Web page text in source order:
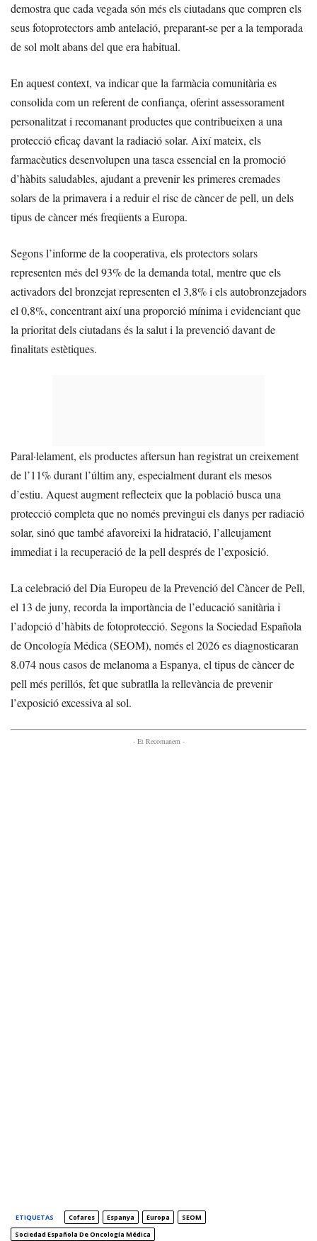
demostra que cada vegada són més els ciutadans que compren els
seus fotoprotectors amb antelació, preparant-se per a la temporada
de sol molt abans del que era habitual.
En aquest context, va indicar que la farmàcia comunitària es
consolida com un referent de confiança, oferint assessorament
personalitzat i recomanant productes que contribueixen a una
protecció eficaç davant la radiació solar. Així mateix, els
farmacèutics desenvolupen una tasca essencial en la promoció
d’hàbits saludables, ajudant a prevenir les primeres cremades
solars de la primavera i a reduir el risc de càncer de pell, un dels
tipus de càncer més freqüents a Europa.
Segons l’informe de la cooperativa, els protectors solars
representen més del 93% de la demanda total, mentre que els
activadors del bronzejat representen el 3,8% i els autobronzejadors
el 0,8%, concentrant així una proporció mínima i evidenciant que
la prioritat dels ciutadans és la salut i la prevenció davant de
finalitats estètiques.
Paral·lelament, els productes aftersun han registrat un creixement
de l’11% durant l’últim any, especialment durant els mesos
d’estiu. Aquest augment reflecteix que la població busca una
protecció completa que no només previngui els danys per radiació
solar, sinó que també afavoreixi la hidratació, l’alleujament
immediat i la recuperació de la pell després de l’exposició.
La celebració del Dia Europeu de la Prevenció del Càncer de Pell,
el 13 de juny, recorda la importància de l’educació sanitària i
l’adopció d’hàbits de fotoprotecció. Segons la Sociedad Española
de Oncología Médica (SEOM), només el 2026 es diagnosticaran
8.074 nous casos de melanoma a Espanya, el tipus de càncer de
pell més perillós, fet que subratlla la rellevància de prevenir
l’exposició excessiva al sol.
- Et Recomanem -
ETIQUETAS Cofares Espanya Europa
SEOM
Sociedad Española De Oncología Médica